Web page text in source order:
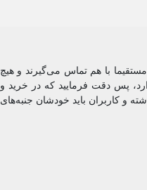
مستقیما با هم تماس می‌گیرند و هیچ
پس دقت فرمایید که در خرید و
و کاربران باید خودشان جنبه‌های